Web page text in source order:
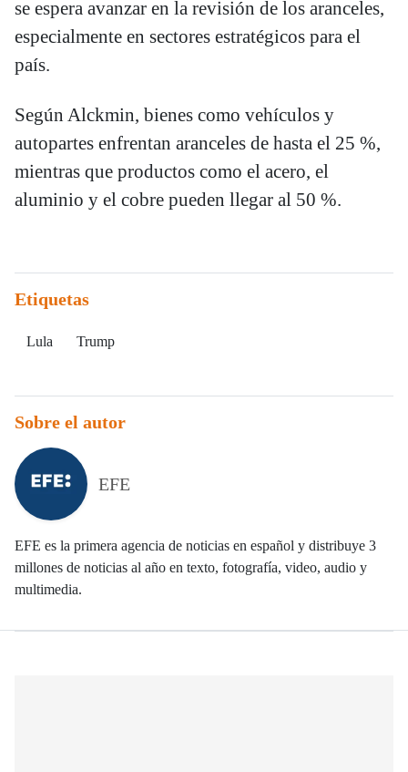
se espera avanzar en la revisión de los aranceles,
especialmente en sectores estratégicos para el
país.
Según Alckmin, bienes como vehículos y
autopartes enfrentan aranceles de hasta el 25 %,
mientras que productos como el acero, el
aluminio y el cobre pueden llegar al 50 %.
Etiquetas
Lula Trump
Sobre el autor
EFE
EFE es la primera agencia de noticias en español y distribuye 3
millones de noticias al año en texto, fotografía, video, audio y
multimedia.